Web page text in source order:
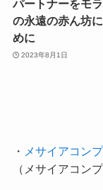
パートナーをモ
の永遠の赤ん坊
めに
2023年8月1日
・
メサイアコン
（メサイアコン